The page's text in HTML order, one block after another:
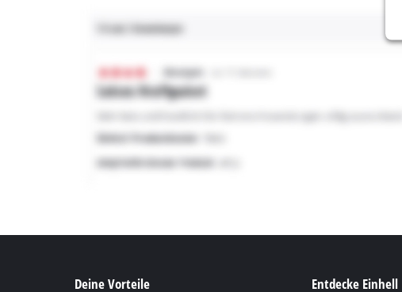
Deine Vorteile Entdecke Einhell